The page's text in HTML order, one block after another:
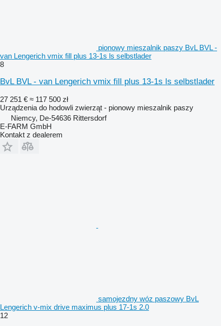
pionowy mieszalnik paszy BvL BVL -
van Lengerich vmix fill plus 13-1s ls selbstlader
8
BvL BVL - van Lengerich vmix fill plus 13-1s ls selbstlader
27 251 € ≈ 117 500 zł
Urządzenia do hodowli zwierząt - pionowy mieszalnik paszy
Niemcy, De-54636 Rittersdorf
E-FARM GmbH
Kontakt z dealerem
samojezdny wóz paszowy BvL
Lengerich v-mix drive maximus plus 17-1s 2.0
12